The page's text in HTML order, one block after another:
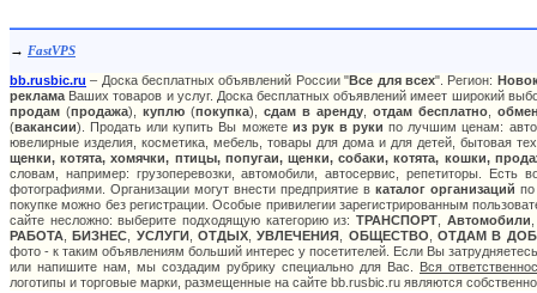
→ FastVPS
bb.rusbic.ru – Доска бесплатных объявлений России "Все для всех". Регион:
реклама Ваших товаров и услуг. Доска бесплатных объявлений имеет широкий
продам (продажа), куплю(покупка), сдам в аренду, отдам бесплатно,
(вакансии). Продать или купить Вы можете из рук в руки по лучшим ценам:
ювелирные изделия, косметика, мебель, товары для дома и для детей, бытовая
щенки, котята, хомячки, птицы, попугаи, щенки, собаки, котята, кошки,
словам, например: грузоперевозки, автомобили, автосервис, репетиторы.
фотографиями. Организации могут внести предприятие в каталог организаций по
покупке можно без регистрации. Особые привилегии зарегистрированным
сайте несложно: выберите подходящую категорию из:ТРАНСПОРТ Автомобили
РАБОТА ,БИЗНЕС УСЛУГИ,ОТДЫХ ,УВЛЕЧЕНИЯ ОБЩЕСТВО ,ОТДАМ В
фото - к таким объявлениям больший интерес у посетителей. Если Вы
или напишите нам, мы создадим рубрику специально для Вас. Вся
логотипы и торговые марки, размещенные на сайте bb.rusbic.ru являются